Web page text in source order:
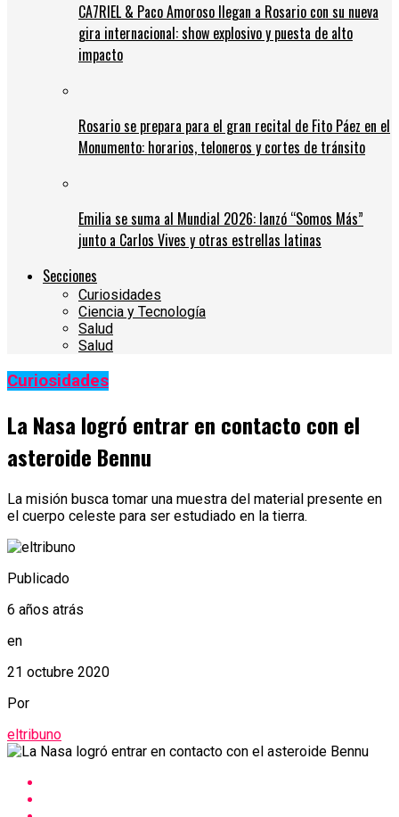
CA7RIEL & Paco Amoroso llegan a Rosario con su nueva
gira internacional: show explosivo y puesta de alto
impacto
Rosario se prepara para el gran recital de Fito Páez en el
Monumento: horarios, teloneros y cortes de tránsito
Emilia se suma al Mundial 2026: lanzó “Somos Más”
junto a Carlos Vives y otras estrellas latinas
Secciones
Curiosidades
Ciencia y Tecnología
Salud
Salud
Curiosidades
La Nasa logró entrar en contacto con el
asteroide Bennu
La misión busca tomar una muestra del material presente en
el cuerpo celeste para ser estudiado en la tierra.
Publicado
6 años atrás
en
21 octubre 2020
Por
eltribuno